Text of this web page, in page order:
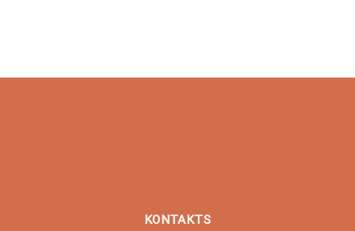
KONTAKTS